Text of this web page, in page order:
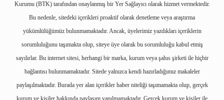
Kurumu (BTK) tarafından onaylanmış bir Yer Sağlayıcı olarak hizmet vermektedir.
Bu nedenle, sitedeki içerikleri proaktif olarak denetleme veya araştırma
yükümlülüğümüz bulunmamaktadır. Ancak, üyelerimiz yazdıkları içeriklerin
sorumluluğunu taşımakta olup, siteye üye olarak bu sorumluluğu kabul etmiş
sayılırlar. Bu internet sitesi, herhangi bir marka, kurum veya şahıs şirketi ile hiçbir
bağlantısı bulunmamaktadır. Sitede yalnızca kendi hazırladığımız makaleler
paylaşılmaktadır. Burada yer alan içerikler haber niteliği taşımamakta olup, gerçek
kurum ve kişiler hakkında paylaşım yapılmamaktadır. Gerçek kurum ve kişiler ile